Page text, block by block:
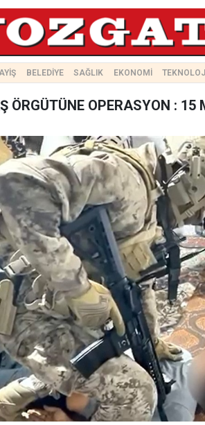
BELEDİYE SAĞLIK EKONOMİ
ÖRGÜTÜNE OPERASYON :